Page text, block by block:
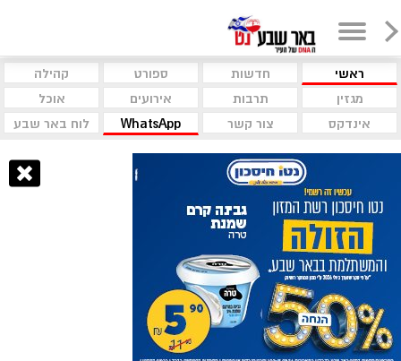
ראשי חדשות ספורט
קהילה
מגזין
תרבות אירועים
אוכל
אינדקס
צור קשר WhatsApp לוח באר שבע